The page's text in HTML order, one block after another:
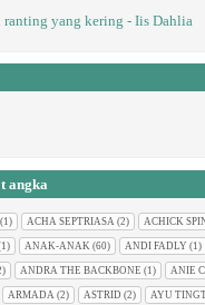
yang kering - Iis Dahlia
angka
(1) ACHA SEPTRIASA (2) ACHICK
ANAK-ANAK (60) ANDI FADLY (1)
ANDRA THE BACKBONE (1) ANIE
ARMADA (2) ASTRID (2) AYU